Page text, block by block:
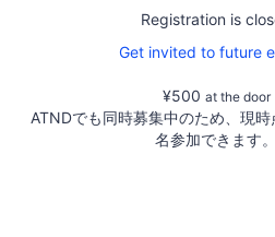
Registration is
Get invited to future
¥500 at the door
ATNDでも同時募集中のため、現
名参加できます。